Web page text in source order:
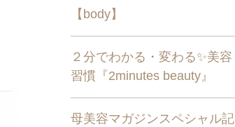
【body】
２分でわかる・変わる✨美容
習慣『2minutes beauty』
母美容マガジンスペシャル記